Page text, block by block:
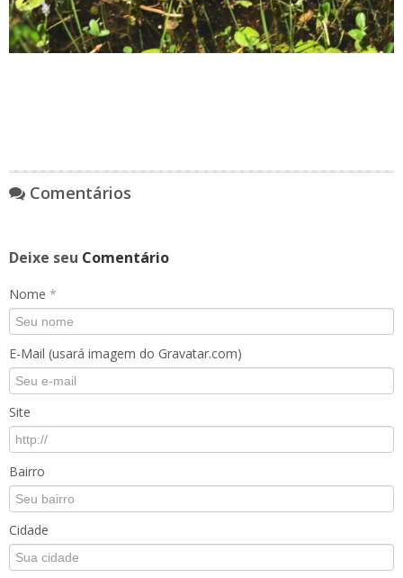
Comentários
Deixe seu Comentário
Nome *
E-Mail (usará imagem do Gravatar.com)
Site
Bairro
Cidade